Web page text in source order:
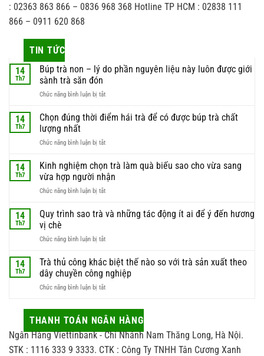
: 02363 863 866 – 0836 968 368 Hotline TP HCM : 02838 111
866 – 0911 620 868
TIN TỨC
14
Th7
Búp trà non – lý do phần nguyên liệu này luôn được giới
sành trà săn đón
Chức năng bình luận bị tắtở
trà
lý
phần
nguyên
liệu
này
được
trà
đón
14
Th7
Chọn đúng thời điểm hái trà để có được búp trà chất
lượng nhất
Chức năng bình luận bị tắtở
đúng
thời
điểm
hái
để
búp
chất
lượng
14
Th7
Kinh nghiệm chọn trà làm quà biếu sao cho vừa sang
vừa hợp người nhận
Chức năng bình luận bị tắtở
nghiệm
làm
biếu
sao
cho
vừa
vừa
hợp
người
nhận
14
Th7
Quy trình sao trà và những tác động ít ai để ý đến hương
vị chè
Chức năng bình luận bị tắtở
trình
trà
và
tác
động
ai
để
14
Th7
Trà thủ công khác biệt thế nào so với trà sản xuất theo
dây chuyền công nghiệp
Chức năng bình luận bị tắtở
công
biệt
thế
THANH TOÁN NGÂN HÀNG
Ngân Hàng Viettinbank - Chi Nhánh Nam Thăng Long, Hà Nội.
STK : 1116 333 9 3333. CTK : Công Ty TNHH Tân Cương Xanh